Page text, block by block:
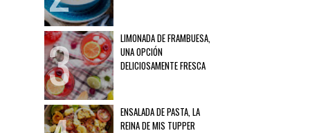
LIMONADA DE FRAMBUESA,
UNA OPCIÓN
DELICIOSAMENTE FRESCA
ENSALADA DE PASTA, LA
REINA DE MIS TUPPER